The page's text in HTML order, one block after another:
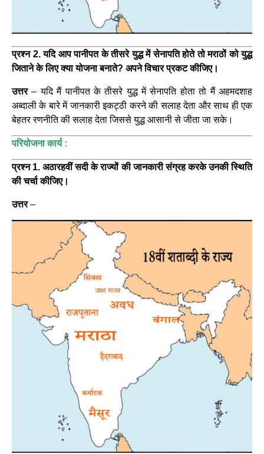
प्रश्न 2. यदि आप पानीपत के तीसरे युद्ध में सेनापति होते तो मराठों को युद्ध
जिताने के लिए क्या योजना बनाते? अपने विचार प्रकट कीजिए।
उत्तर– यदि मैं पानीपत के तीसरे युद्ध में सेनापति होता तो मैं अहमदशाह
अब्दाली के बारे में जानकारी इकट्ठी करने की सलाह देता और साथ ही एक
बेहतर रणनीति की सलाह देता जिससे युद्ध आसानी से जीता जा सके।
परियोजना कार्य :
प्रश्न 1. अठारहवीं सदी के राज्यों की जानकारी संग्रह करके उनकी स्थिति
की चर्चा कीजिए।
उत्तर–